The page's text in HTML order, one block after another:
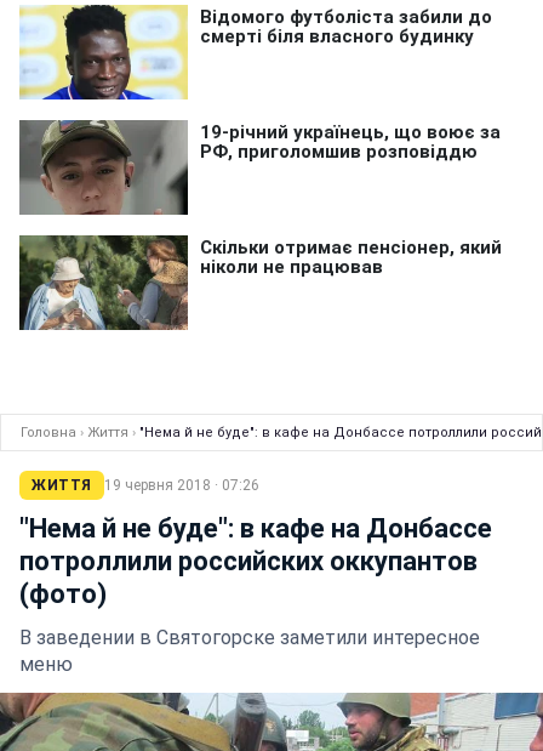
Головна › Життя › "Нема й не буде": в кафе на Донбассе потроллили
ЖИТТЯ 19 червня 2018 · 07:26
"Нема й не буде": в кафе на Донбассе
потроллили российских оккупантов
(фото)
В заведении в Святогорске заметили интересное
меню